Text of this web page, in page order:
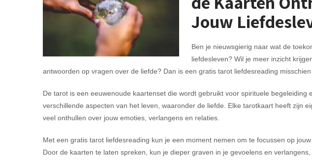
Jouw
Ben je nieuwsgierig naar wat de
liefdesleven? Wil je meer inzicht
antwoorden op vragen over de liefde? Dan is een gratis tarot liefdesreading
De tarot is een eeuwenoude kaartenset die wordt gebruikt voor spirituele begeleiding
verschillende aspecten van het leven, waaronder de liefde. Elke tarotkaart heeft zijn
veel onthullen over jouw emoties, verlangens en relaties.
Met een gratis tarot liefdesreading kun je een moment nemen om te focussen op
Door de kaarten te laten spreken, kun je dieper graven in je gevoelens en